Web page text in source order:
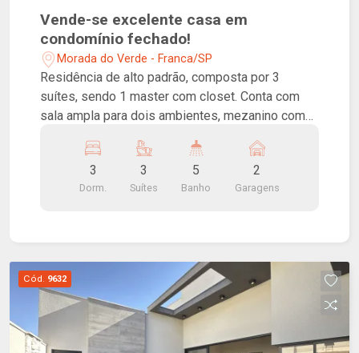
Vende-se excelente casa em
condomínio fechado!
Morada do Verde - Franca/SP
Residência de alto padrão, composta por 3
suítes, sendo 1 master com closet. Conta com
sala ampla para dois ambientes, mezanino com
armários planejados e lavanderia. O imóvel ainda
oferece um excelente espaço gourmet e uma
ampla área externa com piscina, sauna, banheiro
privacidade, com portaria 24 horas e
monitoramento por câmeras. O condomínio
dispõe também de áreas de lazer
compartilhadas, como quadras esportivas,
playground e salão de festas.
3
Dorm.
3
Suítes
5
Banho
2
Garagens
Cód. 9632